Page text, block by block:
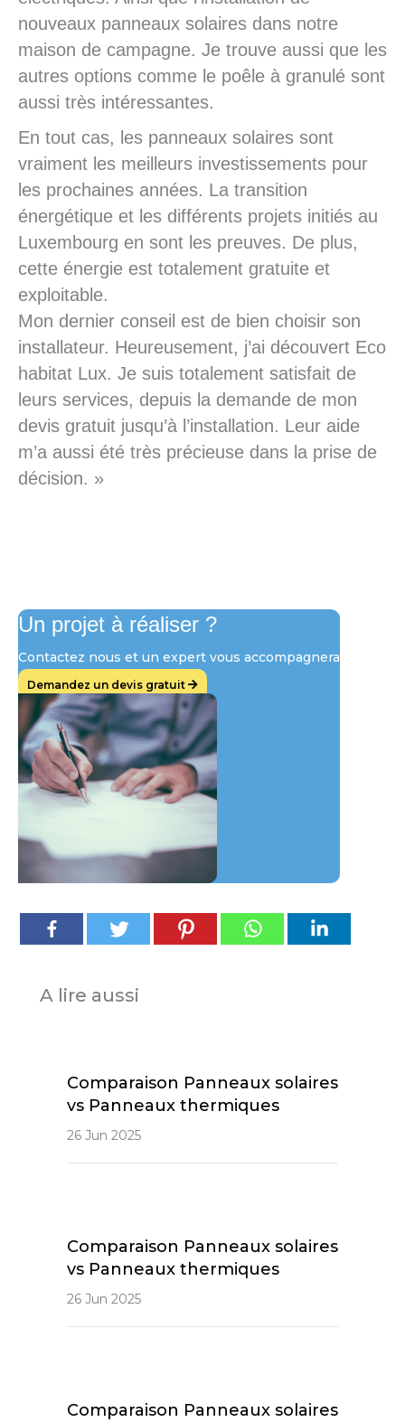
nouveaux panneaux solaires dans notre
maison de campagne. Je trouve aussi que les
autres options comme le poêle à granulé sont
aussi très intéressantes.
En tout cas, les panneaux solaires sont
vraiment les meilleurs investissements pour
les prochaines années. La transition
énergétique et les différents projets initiés au
Luxembourg en sont les preuves. De plus,
cette énergie est totalement gratuite et
exploitable.
Mon dernier conseil est de bien choisir son
installateur. Heureusement, j’ai découvert Eco
habitat Lux. Je suis totalement satisfait de
leurs services, depuis la demande de mon
devis gratuit jusqu’à l’installation. Leur aide
m’a aussi été très précieuse dans la prise de
décision. »
Un projet à réaliser ?
Contactez nous et un expert vous accompagnera
Demandez un devis gratuit
A lire aussi
Comparaison Panneaux solaires
vs Panneaux thermiques
26 Jun 2025
Comparaison Panneaux solaires
vs Panneaux thermiques
26 Jun 2025
Comparaison Panneaux solaires